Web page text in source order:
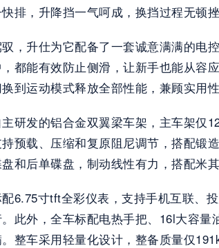
排，升降挡一气呵成，换挡过程无顿
，升仕为它配备了一套诚意满满的
都能有效防止侧滑，让新手也能从
到运动模式释放全部性能，兼顾实用性
研发的铝合金双翼梁车架，主车架仅
预载、压缩和复原阻尼调节，搭配
和后单碟盘，制动线性有力，搭配米
6.75寸tft全彩仪表，支持手机互联
此外，全车标配电热手把、16l大容
整车采用轻量化设计，整备质量仅